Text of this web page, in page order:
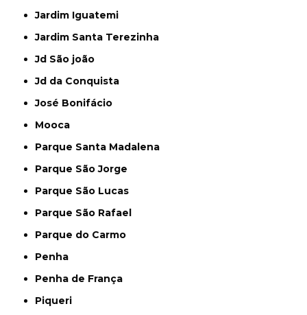
Jardim Iguatemi
Jardim Santa Terezinha
Jd São joão
Jd da Conquista
José Bonifácio
Mooca
Parque Santa Madalena
Parque São Jorge
Parque São Lucas
Parque São Rafael
Parque do Carmo
Penha
Penha de França
Piqueri